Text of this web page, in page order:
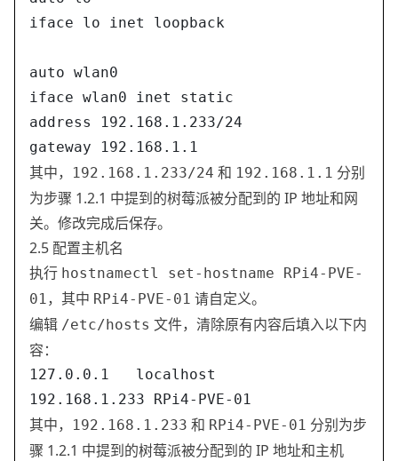
iface lo inet loopback
auto wlan0
iface wlan0 inet static
address 192.168.1.233/24
gateway 192.168.1.1
其中， 192.168.1.233/24 和 192.168.1.1 分别
为步骤 1.2.1 中提到的树莓派被分配到的 IP 地址和网
关。修改完成后保存。
2.5 配置主机名
执行 hostnamectl set-hostname RPi4-PVE-
01，其中 RPi4-PVE-01 请自定义。
编辑 /etc/hosts 文件，清除原有内容后填入以下内
容：
127.0.0.1	localhost
192.168.1.233 RPi4-PVE-01
其中， 192.168.1.233 和 RPi4-PVE-01 分别为步
骤 1.2.1 中提到的树莓派被分配到的 IP 地址和主机